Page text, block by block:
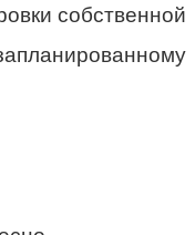
собственной